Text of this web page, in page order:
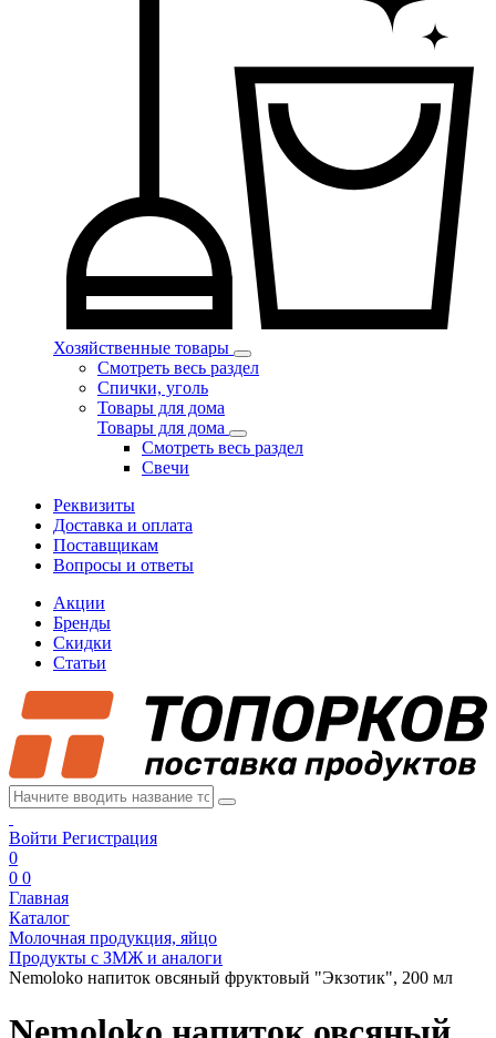
Хозяйственные товары
Смотреть весь раздел
Спички, уголь
Товары для дома
Товары для дома
Смотреть весь раздел
Свечи
Реквизиты
Доставка и оплата
Поставщикам
Вопросы и ответы
Акции
Бренды
Скидки
Статьи
Войти Регистрация
0
0 0
Главная
Каталог
Молочная продукция, яйцо
Продукты с ЗМЖ и аналоги
Nemoloko напиток овсяный фруктовый "Экзотик", 200 мл